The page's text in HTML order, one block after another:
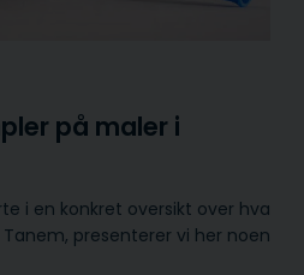
på maler i
i en konkret oversikt over hva
presenterer vi her noen